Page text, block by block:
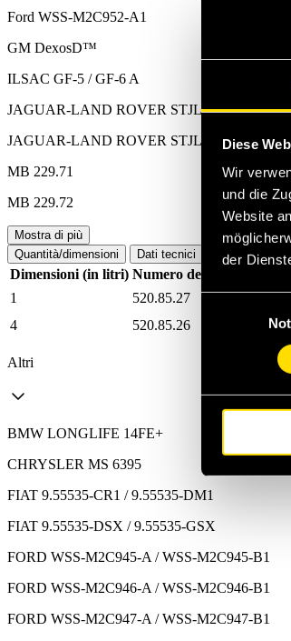
Diese
Wir
und die
Website
der
Ford WSS-M2C952-A1
GM DexosD™
ILSAC GF-5 / GF-6 A
JAGUAR-LAND ROVER STJLR.03.5006
JAGUAR-LAND ROVER STJLR.51.5122
MB 229.71
MB 229.72
Mostra di più
Quantità/dimensioni
Dati tecnici
Dimensioni (in litri) Numero dell'articolo WM
1
520.85.27
4
520.85.26
Altri
BMW LONGLIFE 14FE+
CHRYSLER MS 6395
FIAT 9.55535-CR1 / 9.55535-DM1
FIAT 9.55535-DSX / 9.55535-GSX
FORD WSS-M2C945-A / WSS-M2C945-B1
FORD WSS-M2C946-A / WSS-M2C946-B1
FORD WSS-M2C947-A / WSS-M2C947-B1